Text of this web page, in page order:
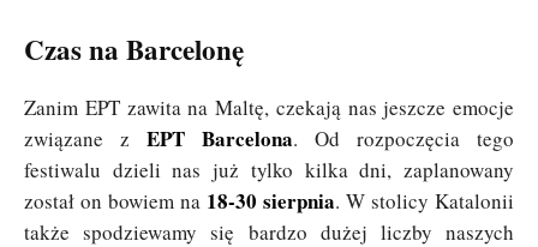
Czas na Barcelonę
Zanim EPT zawita na Maltę, czekają nas jeszcze emocje
związane z EPT Barcelona. Od rozpoczęcia tego
festiwalu dzieli nas już tylko kilka dni, zaplanowany
został on bowiem na 18-30 sierpnia. W stolicy Katalonii
także spodziewamy się bardzo dużej liczby naszych